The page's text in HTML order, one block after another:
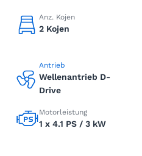
Anz. Kojen
2 Kojen
Antrieb
Wellenantrieb D-
Drive
Motorleistung
1 x 4.1 PS / 3 kW